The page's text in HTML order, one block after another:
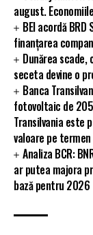
august.
BEI acordă
finanțarea
Dunărea scade,
seceta devine o
Banca
fotovoltaic de 205
Transilvania este
valoare pe
Analiza BCR:
ar putea majora
bază pentru 2026